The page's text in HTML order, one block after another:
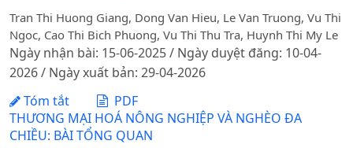
Tran Thi Huong Giang, Dong Van Hieu, Le Van Truong, Vu Thi
Ngoc, Cao Thi Bich Phuong, Vu Thi Thu Tra, Huynh Thi My Le
Ngày nhận bài: 15-06-2025 / Ngày duyệt đăng: 10-04-
2026 / Ngày xuất bản: 29-04-2026
Tóm tắt
PDF
THƯƠNG MẠI HOÁ NÔNG NGHIỆP VÀ NGHÈO ĐA
CHIỀU: BÀI TỔNG QUAN